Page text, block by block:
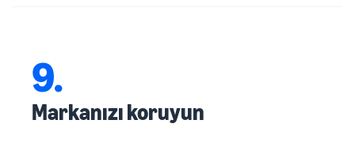
9.
Markanızı koruyun